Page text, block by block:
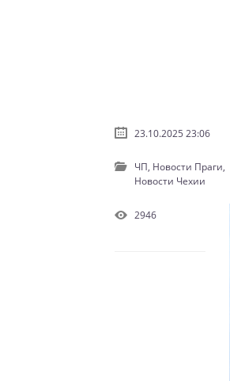
23.10.2025 23:06
ЧП, Новости Праги,
Новости Чехии
2946